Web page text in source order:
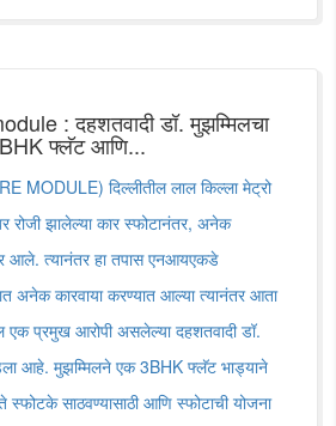
: दहशतवादी डॉ. मुझम्मिलचा
फ्लॅट आणि...
MODULE) दिल्लीतील लाल किल्ला मेट्रो
रोजी झालेल्या कार स्फोटानंतर, अनेक
आले. त्यानंतर हा तपास एनआयएकडे
अनेक कारवाया करण्यात आल्या त्यानंतर आता
एक प्रमुख आरोपी असलेल्या दहशतवादी डॉ.
आहे. मुझम्मिलने एक 3BHK फ्लॅट भाड्याने
स्फोटके साठवण्यासाठी आणि स्फोटाची योजना